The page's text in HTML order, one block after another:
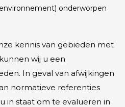
onderworpen
kennis van gebieden met
wij u een
In geval van afwijkingen
normatieve referenties
in staat om te evalueren in